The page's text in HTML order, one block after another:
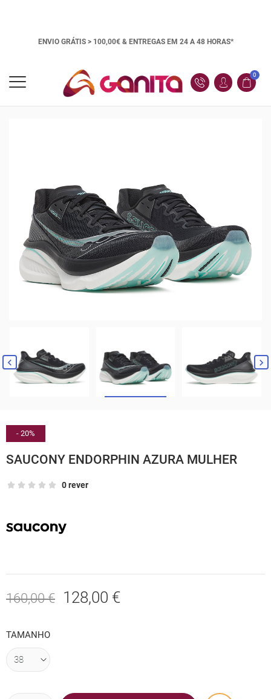
ENVIO GRÁTIS > 100,00€ & ENTREGAS EM 24 A 48 HORAS*
0
 
- 20%
SAUCONY ENDORPHIN AZURA MULHER
0 rever
160,00 € 128,00 €
TAMANHO